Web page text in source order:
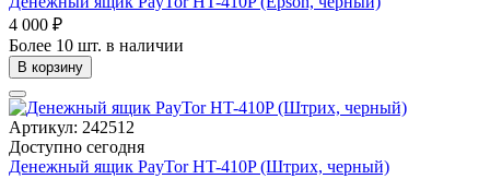
4 000 ₽
Более 10 шт. в наличии
В корзину
Артикул: 242512
Доступно сегодня
Денежный ящик PayTor HT-410P (Штрих, черный)